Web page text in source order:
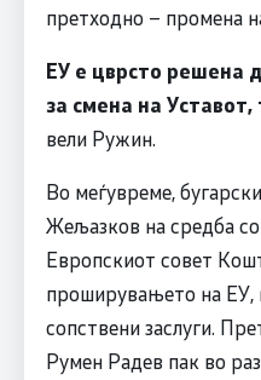
претходно – промена
ЕУ е цврсто решена
за смена на
вели Ружин.
Во меѓувреме,
Жељазков на средба
Европскиот совет
проширувањето на ЕУ,
сопствени заслуги.
Румен Радев пак во